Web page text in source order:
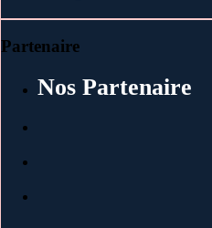
Partenaire
Nos Partenaire